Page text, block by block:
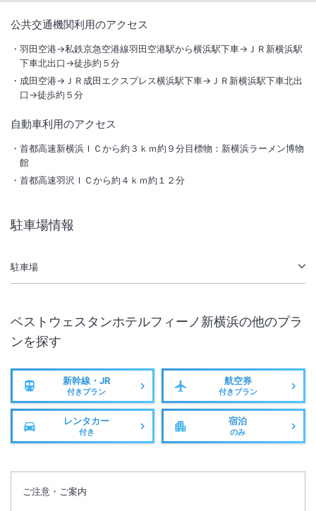
東海道新幹線の新横浜駅に位置し、国内有数のスタジアム・スポーツや
ライブイベント可能な室内アリーナ・人気の観光スポットへ徒歩圏内と
総客室数108室
INチェックイン
15:00/ OUT チェックアウト
11:00
駅徒歩5分
公共交通機関利用のアクセス
羽田空港→私鉄京急空港線羽田空港駅から横浜駅下車→ＪＲ新横浜駅
下車北出口→徒歩約５分
成田空港→ＪＲ成田エクスプレス横浜駅下車→ＪＲ新横浜駅下車北出
口→徒歩約５分
自動車利用のアクセス
首都高速新横浜ＩＣから約３ｋｍ約９分目標物：新横浜ラーメン博物
館
首都高速羽沢ＩＣから約４ｋｍ約１２分
駐車場情報
駐車場
ベストウェスタンホテルフィーノ新横浜の他のプラ
ンを探す
新幹線・JR
付きプラン
航空券
付きプラン
レンタカー
付き
宿泊
のみ
ご注意・ご案内